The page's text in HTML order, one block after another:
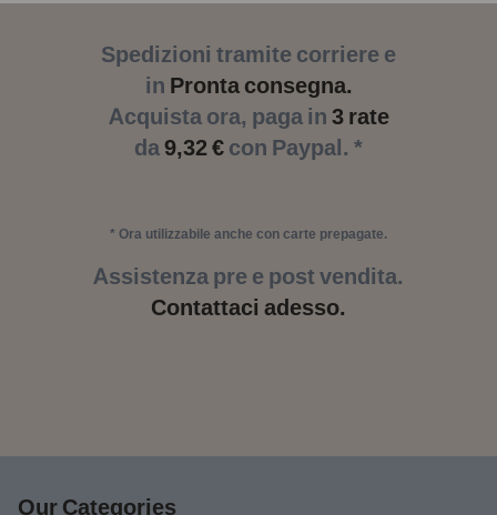
Spedizioni tramite corriere e
in Pronta consegna.
Acquista ora, paga in 3 rate
da9,32 € con Paypal. *
* Ora utilizzabile anche con carte prepagate.
Assistenza pre e post vendita.
Contattaci adesso.
Our Categories